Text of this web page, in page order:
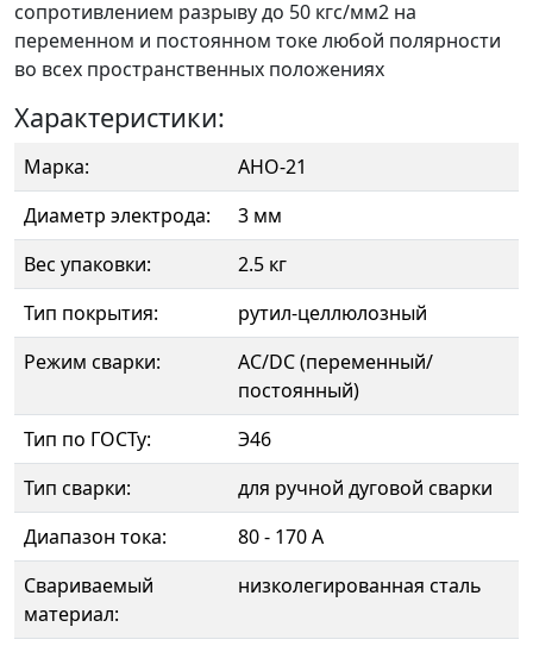
сопротивлением разрыву до 50 кгс/мм2 на
переменном и постоянном токе любой полярности
во всех пространственных положениях
Характеристики:
Марка:
АНО-21
Диаметр электрода:
3 мм
Вес упаковки:
2.5 кг
Тип покрытия:
рутил-целлюлозный
Режим сварки:
AC/DC (переменный/
постоянный)
Тип по ГОСТу:
Э46
Тип сварки:
для ручной дуговой сварки
Диапазон тока:
80 - 170 А
Свариваемый
материал:
низколегированная сталь